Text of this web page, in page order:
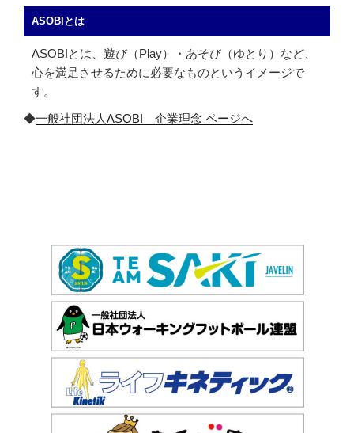
ASOBIとは
ASOBIとは、遊び（Play）・あそび（ゆとり）など、
心を満足させるために必要なものというイメージで
す。
◆一般社団法人ASOBI 企業理念 ページへ